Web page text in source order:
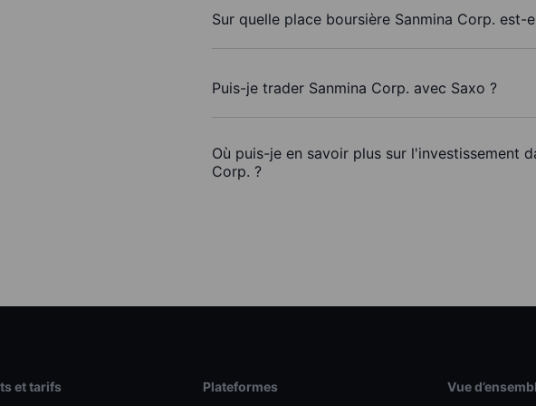
Sur quelle place boursière Sanmina Corp. est-
Puis-je trader Sanmina Corp. avec Saxo ?
Où puis-je en savoir plus sur l'investissement
Corp. ?
et tarifs Plateformes Vue